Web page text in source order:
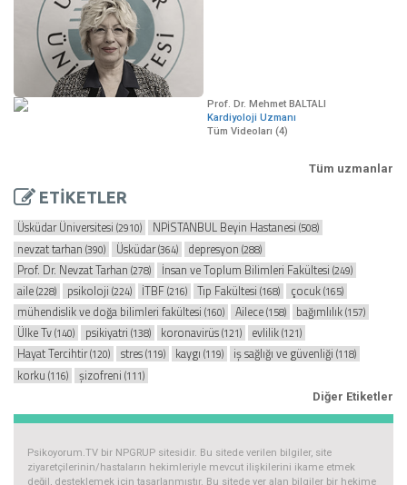
Prof. Dr. Mehmet BALTALI
Kardiyoloji Uzmanı
Tüm Videoları (4)
Tüm uzmanlar
ETİKETLER
Üsküdar Üniversitesi(2910) NPİSTANBUL Beyin Hastanesi (508)
nevzat tarhan(390) Üsküdar(364) depresyon (288)
Prof. Dr. Nevzat Tarhan(278) İnsan ve Toplum Bilimleri Fakültesi (249)
aile(228) psikoloji (224) İTBF(216) Tıp Fakültesi(168) çocuk(165)
mühendislik ve doğa bilimleri fakültesi(160) Ailece(158) bağımlılık(157)
Ülke Tv(140) psikiyatri (138) koronavirüs(121) evlilik(121)
Hayat Tercihtir(120) stres(119) kaygı (119) iş sağlığı ve güvenliği(118)
korku(116) şizofreni (111)
Diğer Etiketler
Psikoyorum.TV bir NPGRUP sitesidir. Bu sitede verilen bilgiler, site
ziyaretçilerinin/hastaların hekimleriyle mevcut ilişkilerini ikame etmek
değil, desteklemek için tasarlanmıştır. Bu sitede yer alan bilgiler bir hekime